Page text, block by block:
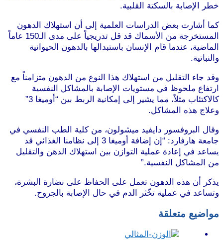
خطر الإصابة بالسكتة القلبية.
كما أشارت بعض الدراسات العلمية إلى أن استهلاك الدهون
المستخرجة من الأسماك قد قل تدريجياً على مدى الـ150 عاماً
الماضية، عندما قام الإنسان باستبدالها بالدهون الحيوانية
والنباتية.
وقد جاء التقليل من استهلاك هذا النوع من الدهون متزامناً مع
ارتفاع ملحوظ في مستويات الإصابة بالمشاكل النفسية
كالاكتئاب مثلاً، مما يشير إلى إمكانية الربط بين “أوميغا 3”
وعلاج هذه المشاكل.
وقال البروفسور دايفيد ميشولون، من كلية الطب النفسي في
جامعة هارفارد: “إن إضافة أوميغا 3 إلى نظامنا الغذائي قد
يساعد في إعادة عملية التوازن بين استهلاك الدهن والتقليل
من المشاكل النفسية.”
يذكر أن هذه الدهون تعمل على الحفاظ على نضارة البشرة،
وتساعد في عملية تخّثر الدم في حال الإصابة بالجروح.
مواضيع متعلقة